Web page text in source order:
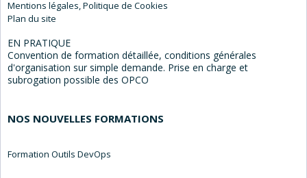
Mentions légales, Politique de Cookies
Plan du site
EN PRATIQUE
Convention de formation détaillée, conditions générales
d'organisation sur simple demande. Prise en charge et
subrogation possible des OPCO
NOS NOUVELLES FORMATIONS
Formation Outils DevOps